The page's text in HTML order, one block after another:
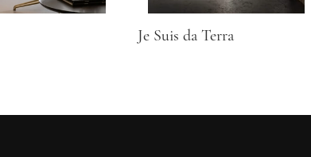
Je Suis da Terra